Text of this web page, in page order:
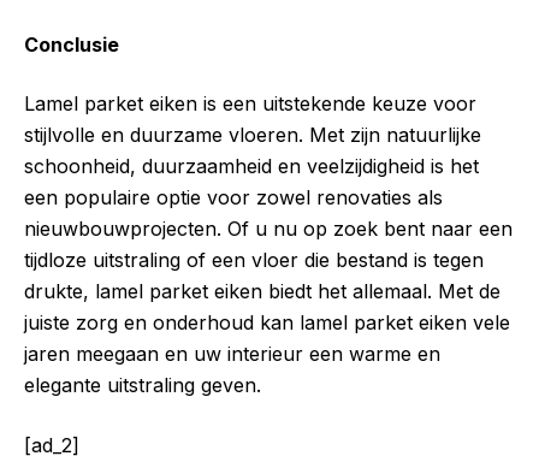
Conclusie
Lamel parket eiken is een uitstekende keuze voor
stijlvolle en duurzame vloeren. Met zijn natuurlijke
schoonheid, duurzaamheid en veelzijdigheid is het
een populaire optie voor zowel renovaties als
nieuwbouwprojecten. Of u nu op zoek bent naar een
tijdloze uitstraling of een vloer die bestand is tegen
drukte, lamel parket eiken biedt het allemaal. Met de
juiste zorg en onderhoud kan lamel parket eiken vele
jaren meegaan en uw interieur een warme en
elegante uitstraling geven.
[ad_2]